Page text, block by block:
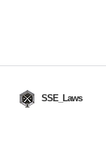
SSE_Laws